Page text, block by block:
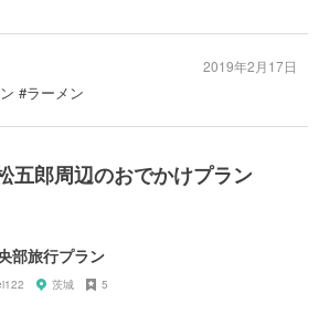
#ラーメン
2019年2月17日
五郎周辺のおでかけプラン
部旅行プラン
茨城 5